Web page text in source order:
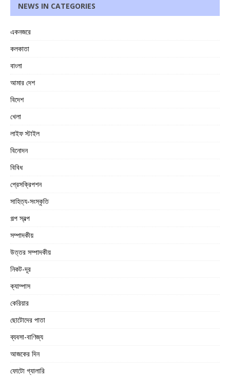
NEWS IN CATEGORIES
একনজরে
কলকাতা
বাংলা
আমার দেশ
বিদেশ
খেলা
লাইফ স্টাইল
বিনোদন
বিবিধ
প্রেসক্রিপশন
সাহিত্য-সংস্কৃতি
গল্প স্বল্প
সম্পাদকীয়
উত্তর সম্পাদকীয়
নিকট-দূর
ক্যাম্পাস
কেরিয়ার
ছোটোদের পাতা
ব্যবসা-বাণিজ্য
আজকের দিন
ফোটো গ্যালারি